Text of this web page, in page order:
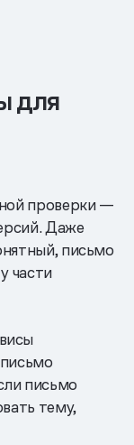
для
проверки —
Даже
письмо
части
письмо
тему,